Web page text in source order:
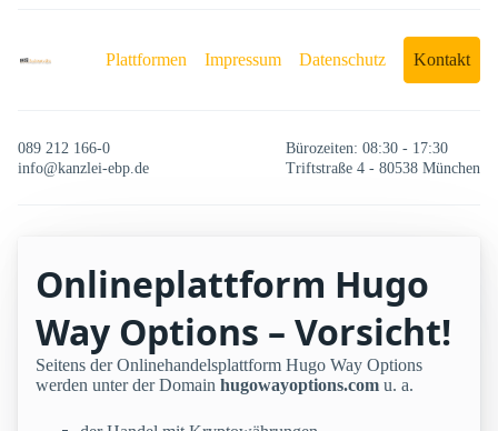
Plattformen Impressum Datenschutz Kontakt
089 212 166-0
info@kanzlei-ebp.de
Bürozeiten: 08:30 - 17:30
Triftstraße 4 - 80538 München
Onlineplattform Hugo
Way Options – Vorsicht!
Seitens der Onlinehandelsplattform Hugo Way Options
werden unter der Domain hugowayoptions.com u. a.